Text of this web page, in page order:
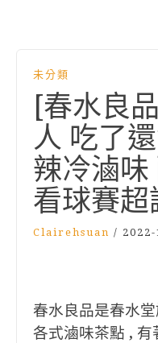
未分類
[春水良
人 吃了
辣冷滷味
看球賽超
Clairehsuan /
春水良品是春水
各式滷味茶點 , 有